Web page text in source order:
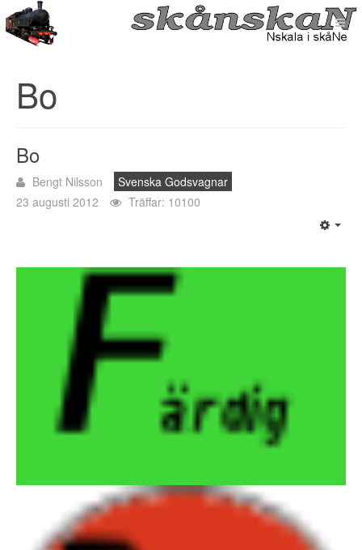
Bo
Bo
Bengt Nilsson
Svenska Godsvagnar
23 augusti 2012
Träffar: 10100